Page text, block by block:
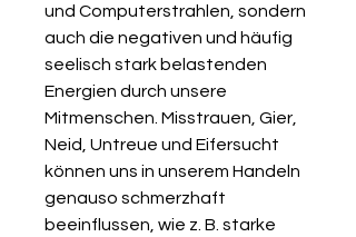
und Computerstrahlen, sondern
auch die negativen und häufig
seelisch stark belastenden
Energien durch unsere
Mitmenschen. Misstrauen, Gier,
Neid, Untreue und Eifersucht
können uns in unserem Handeln
genauso schmerzhaft
beeinflussen, wie z. B. starke